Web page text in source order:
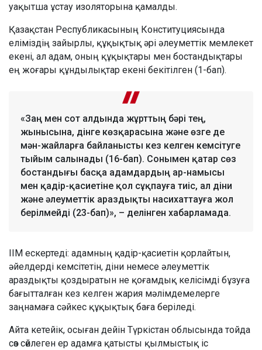
уақытша ұстау изоляторына қамалды.
Қазақстан Республикасының Конституциясында
еліміздің зайырлы, құқықтық әрі әлеуметтік мемлекет
екені, ал адам, оның құқықтары мен бостандықтары
ең жоғары құндылықтар екені бекітілген (1-бап).
«Заң мен сот алдында жұрттың бәрі тең,
жынысына, дінге көзқарасына және өзге де
мән-жайларға байланысты кез келген кемсітуге
тыйым салынады (16-бап). Сонымен қатар сөз
бостандығы басқа адамдардың ар-намысы
мен қадір-қасиетіне қол сұқпауға тиіс, ал діни
және әлеуметтік араздықты насихаттауға жол
берілмейді (23-бап)», – делінген хабарламада.
ІІМ ескертеді: адамның қадір-қасиетін қорлайтын,
әйелдерді кемсітетін, діни немесе әлеуметтік
араздықты қоздыратын не қоғамдық келісімді бұзуға
бағытталған кез келген жария мәлімдемелерге
заңнамаға сәйкес құқықтық баға беріледі.
Айта кетейік, осыған дейін Түркістан облысында тойда
сөз сөйлеген ер адамға қатысты қылмыстық іс